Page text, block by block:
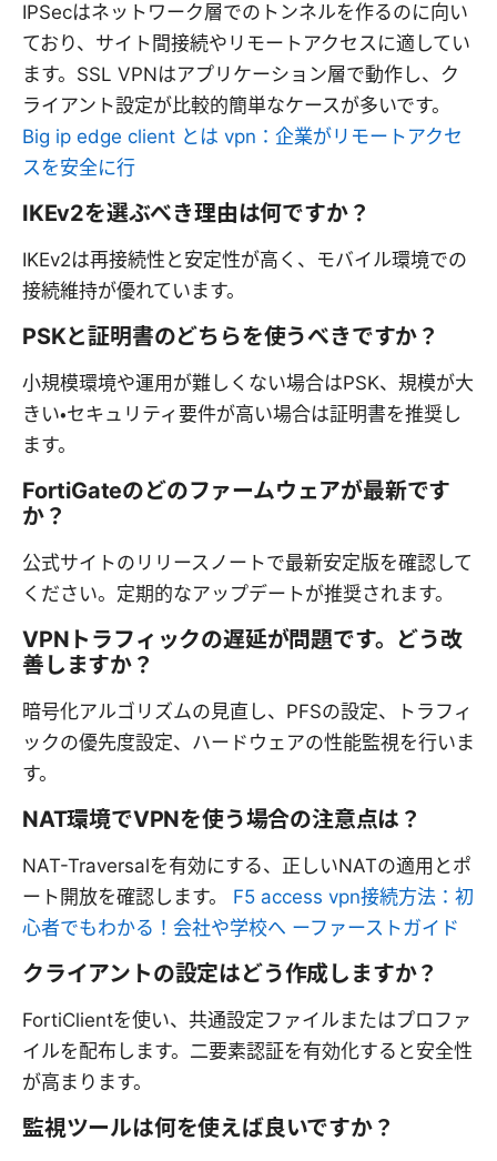
IPSecはネットワーク層でのトンネルを作るのに向い
ており、サイト間接続やリモートアクセスに適してい
ます。SSL VPNはアプリケーション層で動作し、ク
ライアント設定が比較的簡単なケースが多いです。
Big ip edge client とは vpn：企業がリモートアクセ
スを安全に行
IKEv2を選ぶべき理由は何ですか？
IKEv2は再接続性と安定性が高く、モバイル環境での
接続維持が優れています。
PSKと証明書のどちらを使うべきですか？
小規模環境や運用が難しくない場合はPSK、規模が大
きい・セキュリティ要件が高い場合は証明書を推奨し
ます。
FortiGateのどのファームウェアが最新です
か？
公式サイトのリリースノートで最新安定版を確認して
ください。定期的なアップデートが推奨されます。
VPNトラフィックの遅延が問題です。どう改
善しますか？
暗号化アルゴリズムの見直し、PFSの設定、トラフィ
ックの優先度設定、ハードウェアの性能監視を行いま
す。
NAT環境でVPNを使う場合の注意点は？
NAT-Traversalを有効にする、正しいNATの適用とポ
ート開放を確認します。 F5 access vpn接続方法：初
心者でもわかる！会社や学校へ ーファーストガイド
クライアントの設定はどう作成しますか？
FortiClientを使い、共通設定ファイルまたはプロファ
イルを配布します。二要素認証を有効化すると安全性
が高まります。
監視ツールは何を使えば良いですか？